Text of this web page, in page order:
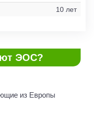
10 лет
ЭОС?
из Европы